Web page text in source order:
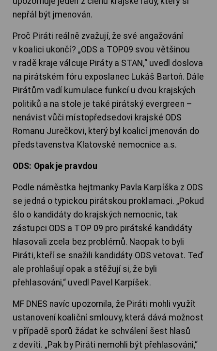
nepřál být jmenován.
Proč Piráti reálně zvažují, že své angažování
v koalici ukončí? „ODS a TOP09 svou většinou
v radě kraje válcuje Piráty a STAN,“ uvedl doslova
na pirátském fóru exposlanec Lukáš Bartoň. Dále
Pirátům vadí kumulace funkcí u dvou krajských
politiků a na stole je také pirátský evergreen –
nenávist vůči místopředsedovi krajské ODS
Romanu Jurečkovi, který byl koalicí jmenován do
představenstva Klatovské nemocnice a.s.
ODS: Opak je pravdou
Podle náměstka hejtmanky Pavla Karpíška z ODS
se jedná o typickou pirátskou proklamaci. „Pokud
šlo o kandidáty do krajských nemocnic, tak
zástupci ODS a TOP 09 pro pirátské kandidáty
hlasovali zcela bez problémů. Naopak to byli
Piráti, kteří se snažili kandidáty ODS vetovat. Teď
ale prohlašují opak a stěžují si, že byli
přehlasováni,“ uvedl Pavel Karpíšek.
MF DNES navíc upozornila, že Piráti mohli využít
ustanovení koaliční smlouvy, která dává možnost
v případě sporů žádat ke schválení šest hlasů
z devíti. „Pak by Piráti nemohli být přehlasováni,“